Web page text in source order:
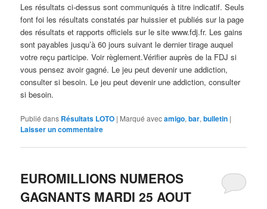
Les résultats ci-dessus sont communiqués à titre indicatif. Seuls
font foi les résultats constatés par huissier et publiés sur la page
des résultats et rapports officiels sur le site www.fdj.fr. Les gains
sont payables jusqu’à 60 jours suivant le dernier tirage auquel
votre reçu participe. Voir règlement.Vérifier auprès de la FDJ si
vous pensez avoir gagné. Le jeu peut devenir une addiction,
consulter si besoin. Le jeu peut devenir une addiction, consulter
si besoin.
Publié dans Résultats LOTO | Marqué avecamigo,bar,bulletin |
Laisser un commentaire
EUROMILLIONS NUMEROS
GAGNANTS MARDI 25 AOUT